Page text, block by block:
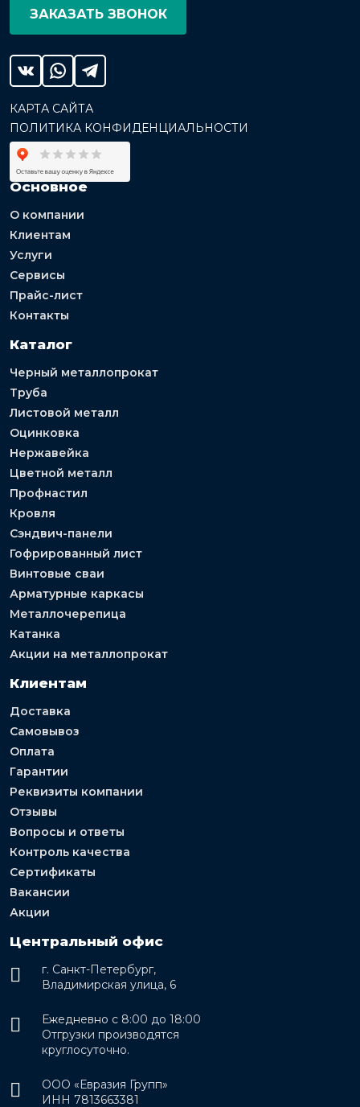
ЗАКАЗАТЬ ЗВОНОК
КАРТА САЙТА
ПОЛИТИКА КОНФИДЕНЦИАЛЬНОСТИ
Основное
О компании
Клиентам
Услуги
Сервисы
Прайс-лист
Контакты
Каталог
Черный металлопрокат
Труба
Листовой металл
Оцинковка
Нержавейка
Цветной металл
Профнастил
Кровля
Сэндвич-панели
Гофрированный лист
Винтовые сваи
Арматурные каркасы
Металлочерепица
Катанка
Акции на металлопрокат
Клиентам
Доставка
Самовывоз
Оплата
Гарантии
Реквизиты компании
Отзывы
Вопросы и ответы
Контроль качества
Сертификаты
Вакансии
Акции
Центральный офис
г. Санкт-Петербург,
Владимирская улица, 6
Ежедневно с 8:00 до 18:00
Отгрузки производятся
круглосуточно.
ООО «Евразия Групп»
ИНН 7813663381